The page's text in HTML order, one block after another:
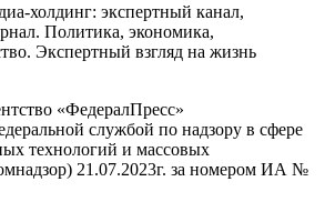
холдинг: экспертный канал,
Политика, экономика,
Экспертный взгляд на жизнь
«ФедералПресс»
службой по надзору в сфере
технологий и массовых
21.07.2023г. за номером ИА №